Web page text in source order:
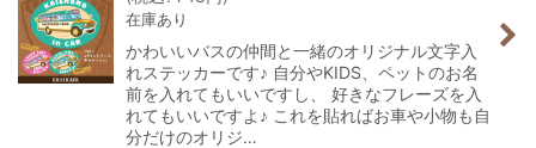
在庫あり
かわいいバスの仲間と一緒のオリジナル文字入
れステッカーです♪ 自分やKIDS、ペットのお名
前を入れてもいいですし、 好きなフレーズを入
れてもいいですよ♪ これを貼ればお車や小物も自
分だけのオリジ…